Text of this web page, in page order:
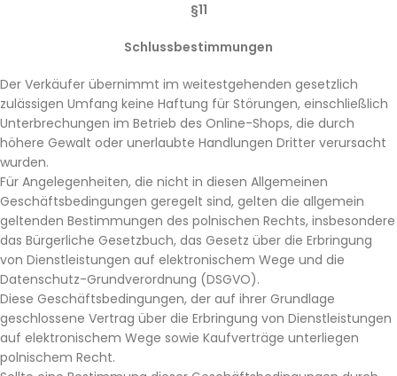
§11
Schlussbestimmungen
Der Verkäufer übernimmt im weitestgehenden gesetzlich
zulässigen Umfang keine Haftung für Störungen, einschließlich
Unterbrechungen im Betrieb des Online-Shops, die durch
höhere Gewalt oder unerlaubte Handlungen Dritter verursacht
wurden.
Für Angelegenheiten, die nicht in diesen Allgemeinen
Geschäftsbedingungen geregelt sind, gelten die allgemein
geltenden Bestimmungen des polnischen Rechts, insbesondere
das Bürgerliche Gesetzbuch, das Gesetz über die Erbringung
von Dienstleistungen auf elektronischem Wege und die
Datenschutz-Grundverordnung (DSGVO).
Diese Geschäftsbedingungen, der auf ihrer Grundlage
geschlossene Vertrag über die Erbringung von Dienstleistungen
auf elektronischem Wege sowie Kaufverträge unterliegen
polnischem Recht.